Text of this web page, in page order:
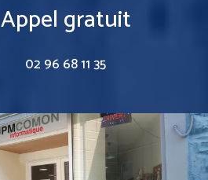
Appel gratuit
02 96 68 11 35